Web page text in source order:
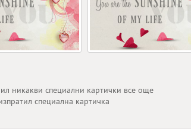
никакви специални картички все още
специална картичка